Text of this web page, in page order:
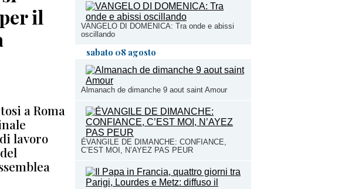
VANGELO DI DOMENICA: Tra onde e abissi
oscillando
sabato 08 agosto
Almanach de dimanche 9 aout saint Amour
ÉVANGILE DE DIMANCHE: CONFIANCE,
C’EST MOI, N’AYEZ PAS PEUR
il
a Roma
lavoro